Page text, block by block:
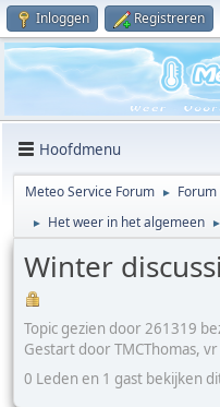
Inloggen Registreren
Hoofdmenu
Meteo Service Forum ► Forum
► Het weer in het algemeen ►
Winter
Topic gezien door 261319
Gestart door TMCThomas,
0 Leden en 1 gast bekijken